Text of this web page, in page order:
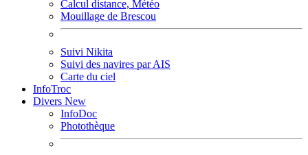
Calcul distance, Météo
Mouillage de Brescou
Suivi Nikita
Suivi des navires par AIS
Carte du ciel
InfoTroc
Divers New
InfoDoc
Photothèque